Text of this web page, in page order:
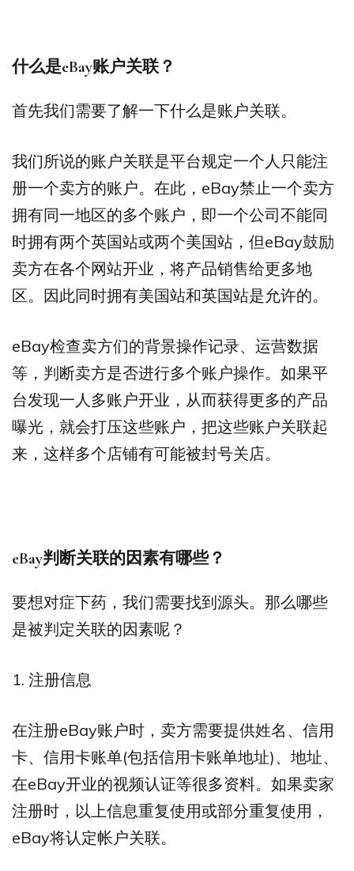
什么是eBay账户关联？
首先我们需要了解一下什么是账户关联。
我们所说的账户关联是平台规定一个人只能注
册一个卖方的账户。在此，eBay禁止一个卖方
拥有同一地区的多个账户，即一个公司不能同
时拥有两个英国站或两个美国站，但eBay鼓励
卖方在各个网站开业，将产品销售给更多地
区。因此同时拥有美国站和英国站是允许的。
eBay检查卖方们的背景操作记录、运营数据
等，判断卖方是否进行多个账户操作。如果平
台发现一人多账户开业，从而获得更多的产品
曝光，就会打压这些账户，把这些账户关联起
来，这样多个店铺有可能被封号关店。
eBay判断关联的因素有哪些？
要想对症下药，我们需要找到源头。那么哪些
是被判定关联的因素呢？
1. 注册信息
在注册eBay账户时，卖方需要提供姓名、信用
卡、信用卡账单(包括信用卡账单地址)、地址、
在eBay开业的视频认证等很多资料。如果卖家
注册时，以上信息重复使用或部分重复使用，
eBay将认定帐户关联。